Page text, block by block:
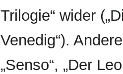
Trilogie“ wider
Venedig“).
„Senso“, „Der